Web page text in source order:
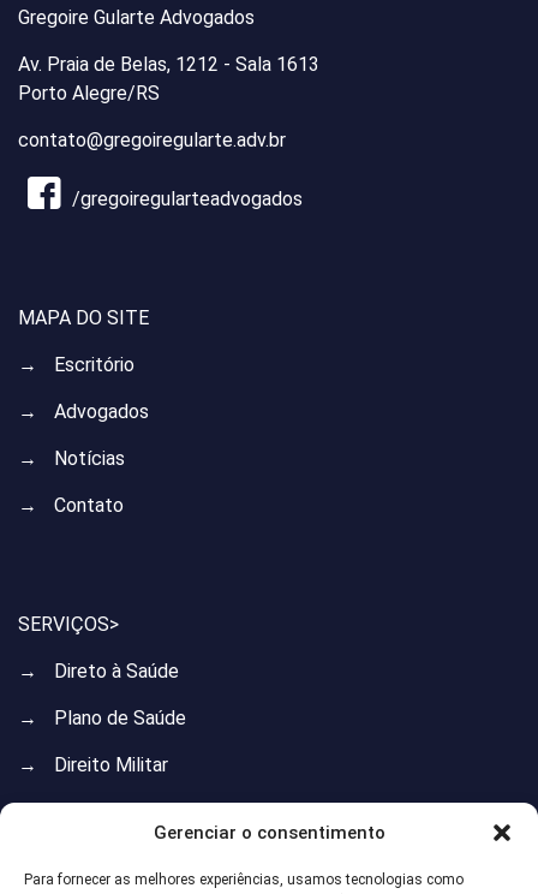
Gerenciar o consentimento
Para fornecer as melhores experiências, usamos tecnologias como
Gregoire Gularte Advogados
Av. Praia de Belas, 1212 - Sala 1613
Porto Alegre/RS
contato@gregoiregularte.adv.br
/gregoiregularteadvogados
MAPA DO SITE
→ Escritório
→ Advogados
→ Notícias
→ Contato
SERVIÇOS>
→ Direto à Saúde
→ Plano de Saúde
→ Direito Militar